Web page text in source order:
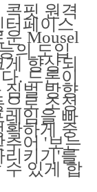
콕핏 원격
터페이스
Mousel
의 도입
게 향상되
. 드론이
짐벌 방향
으로 조정
레임을 빠
확하게 중
추어 '보는
리키기'를
수 있게 합